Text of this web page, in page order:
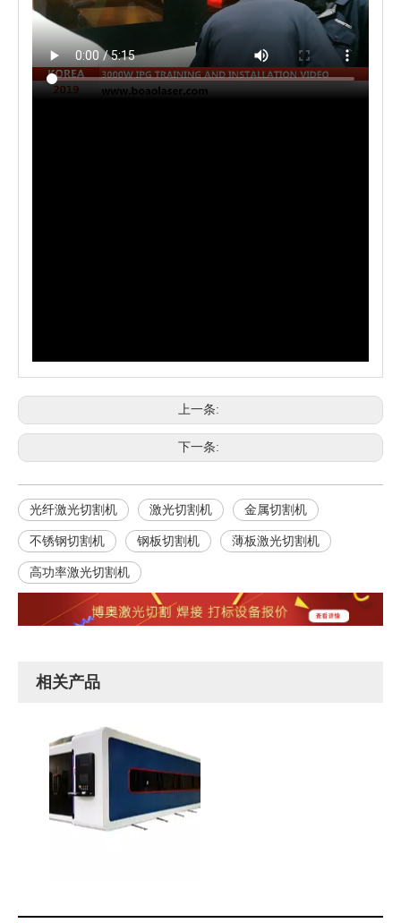
上一条:
下一条:
光纤激光切割机 激光切割机 金属切割机
不锈钢切割机 钢板切割机 薄板激光切割机
高功率激光切割机
相关产品